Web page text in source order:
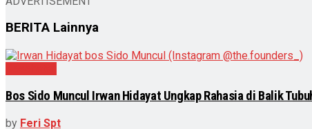
BERITA Lainnya
Bos Sido Muncul Irwan Hidayat Ungkap Rahasia di Balik
by Feri Spt